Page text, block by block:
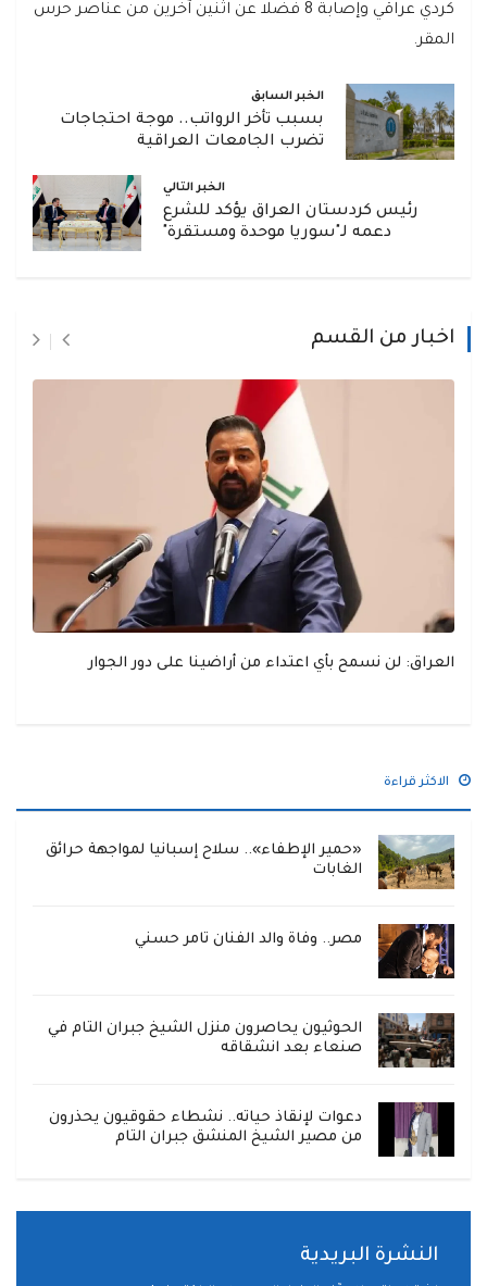
كردي عراقي وإصابة 8 فضلا عن اثنين آخرين من عناصر حرس
المقر.
الخبر السابق
بسبب تأخر الرواتب.. موجة احتجاجات
تضرب الجامعات العراقية
الخبر التالي
رئيس كردستان العراق يؤكد للشرع
دعمه لـ"سوريا موحدة ومستقرة"
اخبار من القسم
العراق: لن نسمح بأي اعتداء من أراضينا على دور الجوار
الاكثر قراءة
«حمير الإطفاء».. سلاح إسبانيا لمواجهة حرائق
الغابات
مصر.. وفاة والد الفنان تامر حسني
الحوثيون يحاصرون منزل الشيخ جبران التام في
صنعاء بعد انشقاقه
دعوات لإنقاذ حياته.. نشطاء حقوقيون يحذرون
من مصير الشيخ المنشق جبران التام
النشرة البريدية